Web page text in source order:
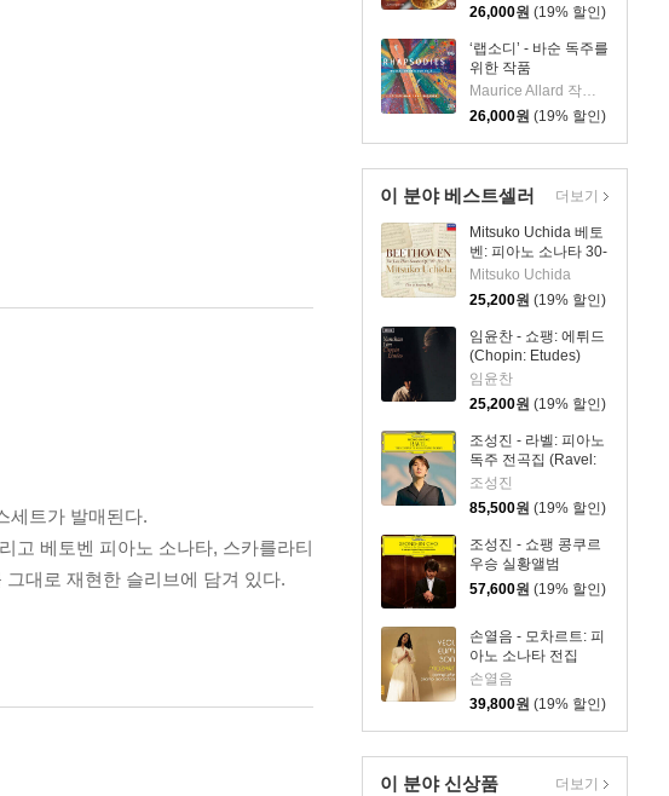
26,000원 (19% 할인)
‘랩소디’ - 바순 독주를
위한 작품
(Rhapsodies: Works
for Bassoon solo)
[SACD Hybrid]
Maurice Allard 작곡 외 4명
26,000원 (19% 할인)
이 분야 베스트셀러
Mitsuko Uchida 베토
벤: 피아노 소나타 30-
32번 (Beethoven:
Piano Sonatas Opp
109 110 & 111)
Mitsuko Uchida
25,200원 (19% 할인)
임윤찬 - 쇼팽: 에튀드
(Chopin: Etudes)
임윤찬
25,200원 (19% 할인)
조성진 - 라벨: 피아노
독주 전곡집 (Ravel:
The Complete Solo
Piano Works) [3LP]
조성진
85,500원 (19% 할인)
조성진 - 쇼팽 콩쿠르
우승 실황앨범
(Winner of the 17th
Piano Competition)
[2LP]
57,600원 (19% 할인)
손열음 - 모차르트: 피
아노 소나타 전집
(Mozart: Complete
Piano Sonatas)
손열음
39,800원 (19% 할인)
더보기
이 분야 신상품 더보기
세트가 발매된다.
고 베토벤 피아노 소나타, 스카를라티
대로 재현한 슬리브에 담겨 있다.